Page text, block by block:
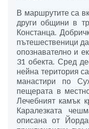
В маршрутите са
други общини в
Констанца.
пътешественици
опознавателно и
31 обекта. Сред
нейна територия
манастири по
пещерата в
Лечебният камък
Каралезката
описана от